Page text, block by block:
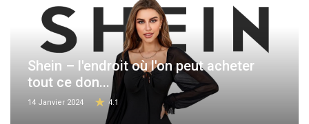
Shein – l'endroit où l'on peut acheter
tout ce don...
14 Janvier 2024 4.1